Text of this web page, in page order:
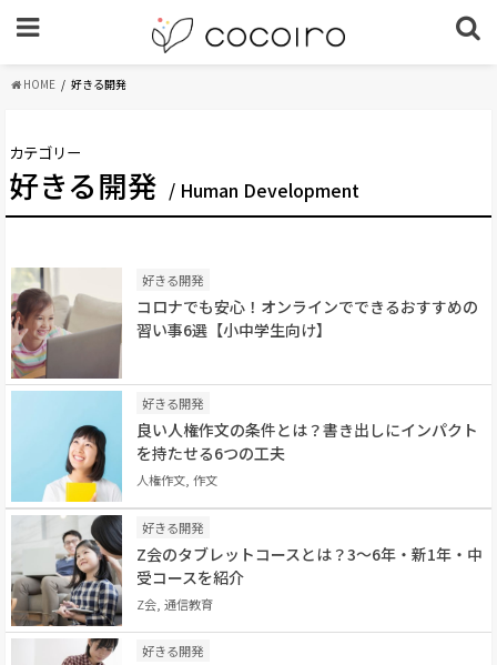
HOME 好きる開発
カテゴリー
好きる開発 / Human Development
好きる開発
コロナでも安心！オンラインでできるおすすめの
習い事6選【小中学生向け】
好きる開発
良い人権作文の条件とは？書き出しにインパクト
を持たせる6つの工夫
人権作文, 作文
好きる開発
Z会のタブレットコースとは？3〜6年・新1年・中
受コースを紹介
Z会, 通信教育
好きる開発